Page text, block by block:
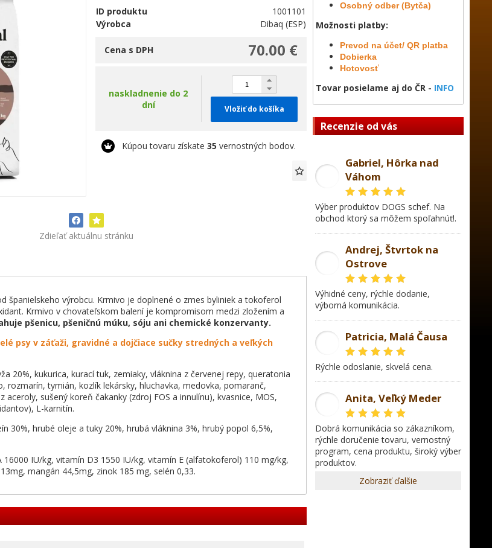
Osobný odber (Bytča)
Možnosti platby:
Prevod na účet/ QR platba
Dobierka
Hotovosť
Tovar posielame aj do ČR - INFO
Recenzie od vás
Gabriel, Hôrka nad
Váhom
Výber produktov DOGS schef. Na
obchod ktorý sa môžem spoľahnúť!.
Andrej, Štvrtok na
Ostrove
Výhidné ceny, rýchle dodanie,
výborná komunikácia.
Patricia, Malá Čausa
rýchle odoslanie, skvelá cena.
Anita, Veľký Meder
dobrá komunikácia so zákazníkom,
rýchle doručenie tovaru, vernostný
program, cena produktu, široký výber
produktov.
Zobraziť ďalšie
ID produktu
1001101
Výrobca
Dibaq (ESP)
70.00 €
Cena s DPH
naskladnenie do 2
dní
Vložiť do košíka
Kúpou tovaru získate 35 vernostných bodov.
Zdieľať aktuálnu stránku
španielskeho výrobcu. Krmivo je doplnené o zmes byliniek a tokoferol
Krmivo v chovateľskom balení je kompromisom medzi zložením a
pšenicu, pšeničnú múku, sóju ani chemické konzervanty.
psy v záťaži, gravidné a dojčiace sučky stredných a veľkých
20%, kukurica, kurací tuk, zemiaky, vláknina z červenej repy, queratonia
rozmarín, tymián, kozlík lekársky, hluchavka, medovka, pomaranč,
sušený koreň čakanky (zdroj FOS a innulínu), kvasnice, MOS,
L-karnitín.
30%, hrubé oleje a tuky 20%, hrubá vláknina 3%, hrubý popol 6,5%,
16000 IU/kg, vitamín D3 1550 IU/kg, vitamín E (alfatokoferol) 110 mg/kg,
mangán 44,5mg, zinok 185 mg, selén 0,33.